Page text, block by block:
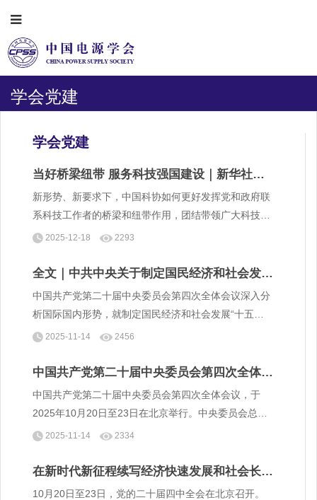
学会党建
学会党建
当好桥梁纽带 服务科技强国建设｜新华社专
访中国科协党组书记贺军科
新形势、新要求下，中国科协如何更好发挥党和政府联
系科技工作者的桥梁和纽带作用，团结带领广大科技工
作者建设科技强国？新华社记者采访了中国科协党组书
2025-12-18 2293
全文｜中共中央关于制定国民经济和社会发展
第十五个五年规划的建议
中国共产党第二十届中央委员会第四次全体会议深入分
析国际国内形势，就制定国民经济和社会发展“十五
五”规划提出以下建议。
2025-11-14 2456
中国共产党第二十届中央委员会第四次全体会
议公报
中国共产党第二十届中央委员会第四次全体会议，于
2025年10月20日至23日在北京举行。中央委员会总书
记习近平作重要讲话。
2025-11-14 2334
在新时代新征程续写经济快速发展和社会长期
稳定两大奇迹新篇章——中共中央举行新闻发
10月20日至23日，党的二十届四中全会在北京召开。